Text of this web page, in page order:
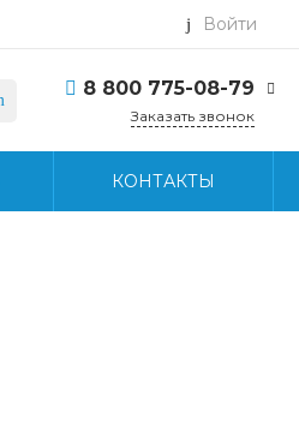
Войти
8 800 775-08-79
г. Москва, БЦ Вятский,
Заказать звонок
КОНТАКТЫ